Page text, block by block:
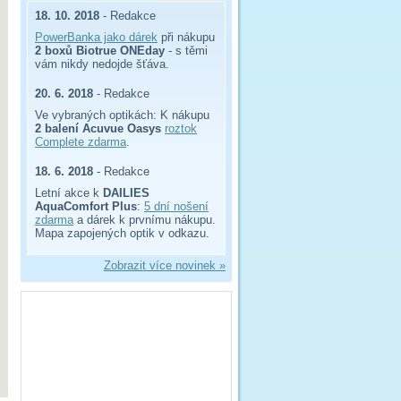
18. 10. 2018 - Redakce
PowerBanka jako dárek při nákupu
2 boxů Biotrue ONEday - s těmi
vám nikdy nedojde šťáva.
20. 6. 2018 - Redakce
Ve vybraných optikách: K nákupu
2 balení Acuvue Oasys roztok
Complete zdarma.
18. 6. 2018 - Redakce
Letní akce k DAILIES
AquaComfort Plus: 5 dní nošení
zdarmaa dárek k prvnímu nákupu.
Mapa zapojených optik v odkazu.
Zobrazit více novinek »